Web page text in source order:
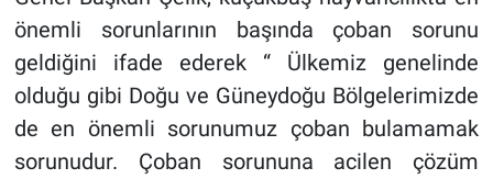
önemli sorunlarının başında çoban sorunu
geldiğini ifade ederek “ Ülkemiz genelinde
olduğu gibi Doğu ve Güneydoğu Bölgelerimizde
de en önemli sorunumuz çoban bulamamak
sorunudur. Çoban sorununa acilen çözüm